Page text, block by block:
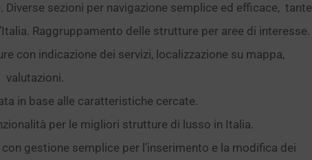
sezioni per navigazione semplice ed efficace, tante
Raggruppamento delle strutture per aree di interesse.
con indicazione dei servizi, localizzazione su mappa,
valutazioni.
in base alle caratteristiche cercate.
per le migliori strutture di lusso in Italia.
gestione semplice per l’inserimento e la modifica dei